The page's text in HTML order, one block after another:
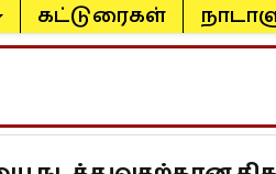
கட்டுரைகள்